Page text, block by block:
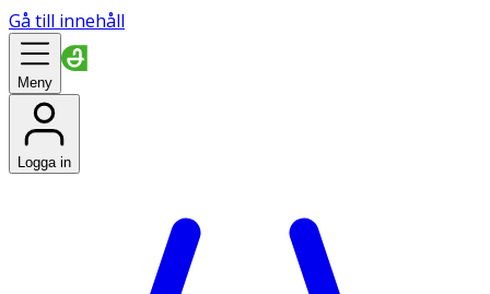
Gå till innehåll
Meny
Logga in